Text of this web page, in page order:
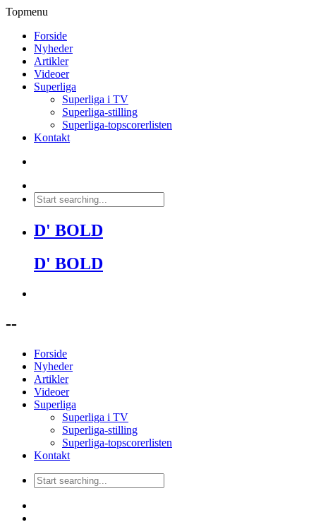
Topmenu
Forside
Nyheder
Artikler
Videoer
Superliga
Superliga i TV
Superliga-stilling
Superliga-topscorerlisten
Kontakt
D' BOLD
D' BOLD
--
Forside
Nyheder
Artikler
Videoer
Superliga
Superliga i TV
Superliga-stilling
Superliga-topscorerlisten
Kontakt